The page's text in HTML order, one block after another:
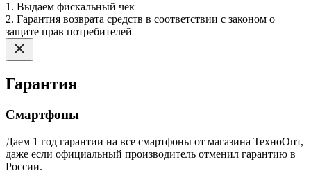
1. Выдаем фискальный чек
2. Гарантия возврата средств в соответствии с законом о
защите прав потребителей
Гарантия
Смартфоны
Даем 1 год гарантии на все смартфоны от магазина ТехноОпт,
даже если официальный производитель отменил гарантию в
России.